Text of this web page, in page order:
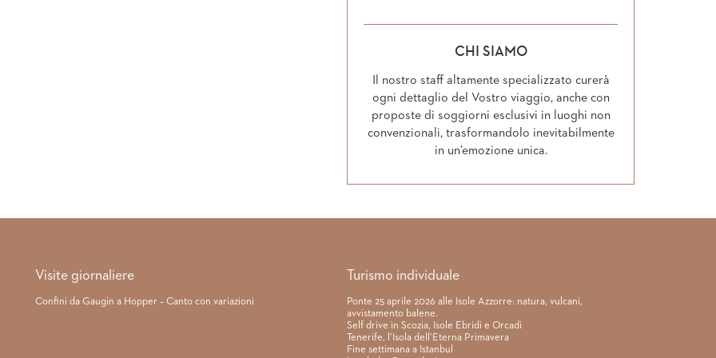
CHI SIAMO
Il nostro staff altamente specializzato curerà
ogni dettaglio del Vostro viaggio, anche con
proposte di soggiorni esclusivi in luoghi non
convenzionali, trasformandolo inevitabilmente
in un’emozione unica.
Visite giornaliere
Confini da Gaugin a Hopper – Canto con variazioni
Turismo individuale
Ponte 25 aprile 2026 alle Isole Azzorre: natura, vulcani,
avvistamento balene.
Self drive in Scozia, Isole Ebridi e Orcadi
Tenerife, l’Isola dell’Eterna Primavera
Fine settimana a Istanbul